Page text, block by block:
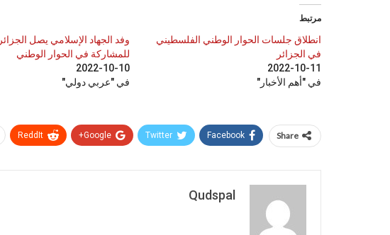
مرتبط
انطلاق جلسات الحوار الوطني الفلسطيني
في الجزائر
2022-10-11
في "أهم الأخبار"
وفد الجهاد الإسلامي يصل الجزائر
للمشاركة في الحوار الوطني
2022-10-10
في "عربي دولي"
Share
Facebook
Twitter
Google+
ReddIt
Qudspal